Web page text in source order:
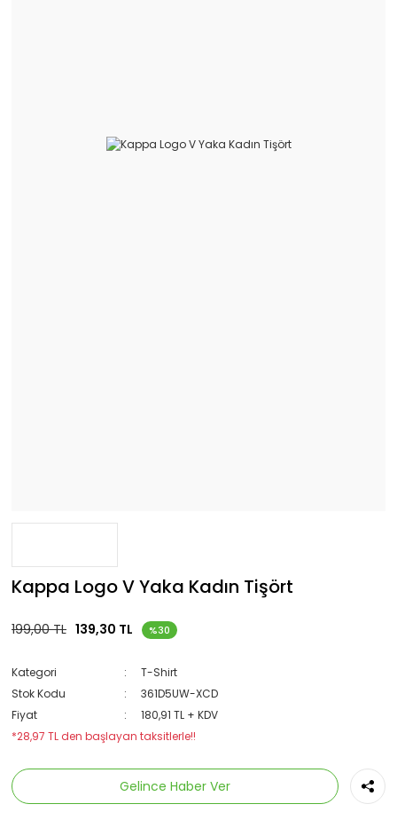
Kappa Logo V Yaka Kadın Tişört
199,00 TL 139,30 TL %30
Kategori
T-Shirt
Stok Kodu
361D5UW-XCD
Fiyat
180,91 TL + KDV
*28,97 TL den başlayan taksitlerle!!
Gelince Haber Ver